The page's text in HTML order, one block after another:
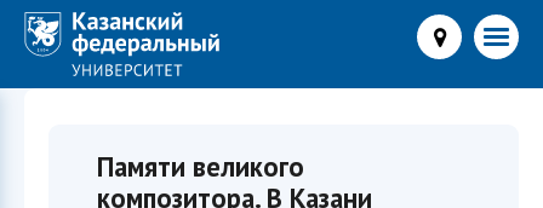
Памяти великого
композитора. В Казани